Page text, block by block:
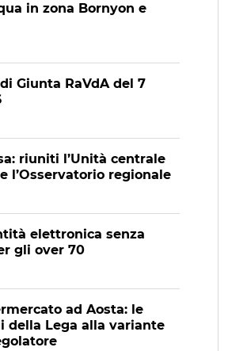
in zona Bornyon e
Giunta RaVdA del 7
riuniti l’Unità centrale
l’Osservatorio regionale
elettronica senza
gli over 70
ad Aosta: le
della Lega alla variante